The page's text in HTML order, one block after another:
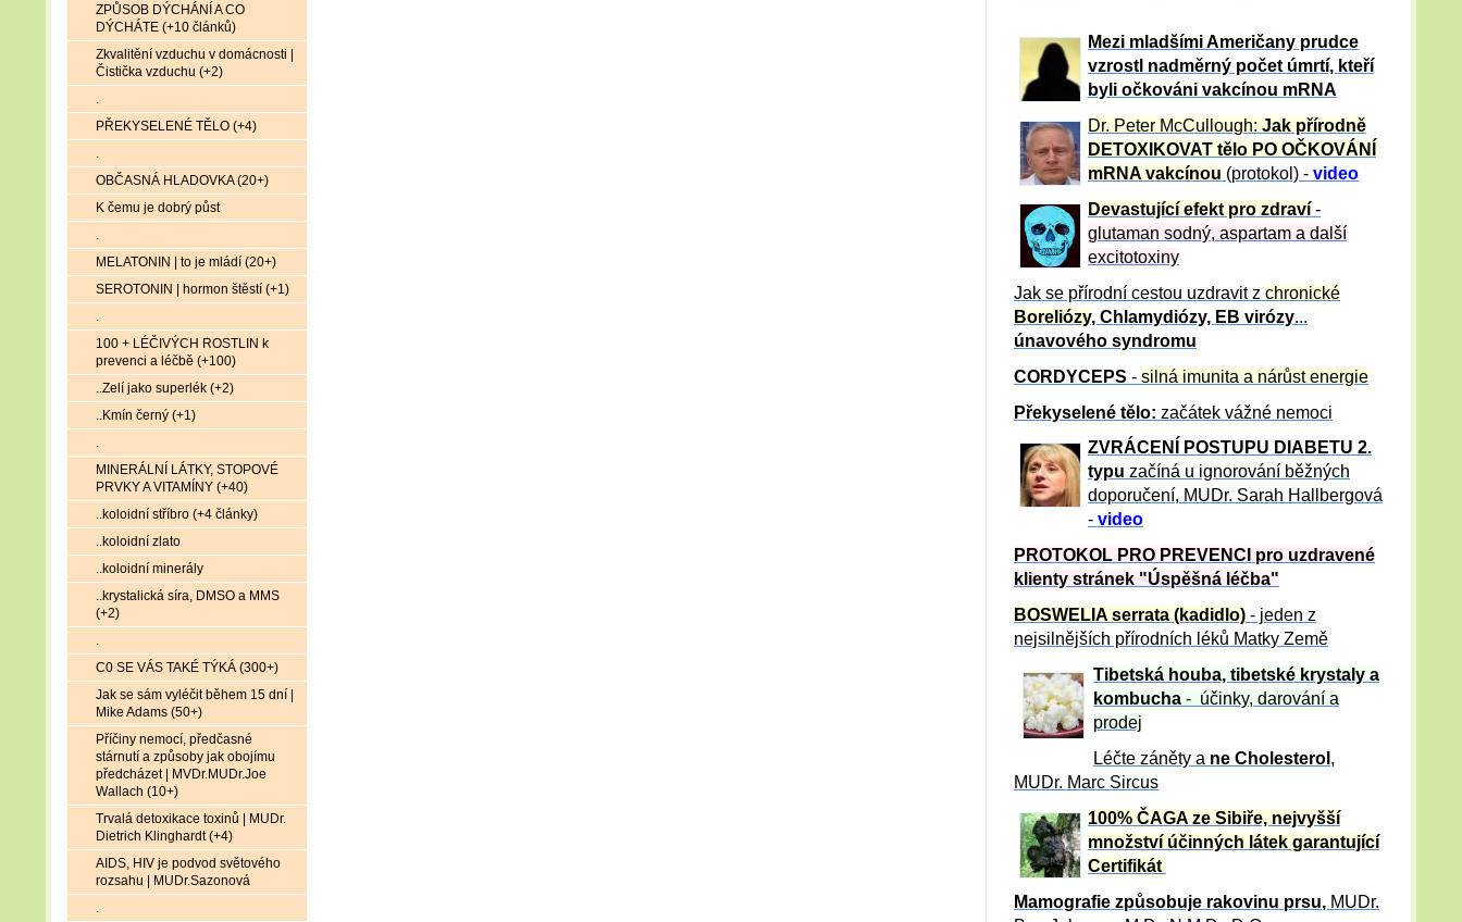
Mezi mladšími Američany prudce
vzrostl nadměrný počet úmrtí, kteří
byli očkováni vakcínou mRNA
Dr. Peter McCullough: Jak přírodně
DETOXIKOVAT tělo PO OČKOVÁNÍ
mRNA vakcínou (protokol) - video
Devastující efekt pro zdraví-
glutaman sodný, aspartam a další
excitotoxiny
Jak se přírodní cestou uzdravit z chronické
Boreliózy, Chlamydiózy, EB virózy...
únavového syndromu
CORDYCEPS - silná imunita a nárůst energie
Překyselené tělo: začátek vážné nemoci
ZVRÁCE NÍ POSTUPU DIABETU 2.
typu začíná u ignorování běžných
doporučení, MUDr. Sarah Hallbergová
- video
PROTOKOL PRO PREVENCI pro uzdravené
klienty stránek "Úspěšná léčba"
BOSWELIA serrata (kadidlo) - jeden z
nejsilnějších přírodních léků Matky Země
Tibetská houba, tibetské krystaly a
kombucha - účinky, darování a
prodej
Léčte záněty a ne Cholesterol ,
MUDr. Marc Sircus
100% ČAGA ze Sibiře, nejvyšší
množství účinných látek garantující
Certifikát
Mamografie způsobuje rakovinu prsu, MUDr.
ZPŮSOB DÝCHÁNÍ A CO
DÝCHÁTE (+10 článků)
Zkvalitění vzduchu v domácnosti |
Čistička vzduchu (+2)
.
PŘEKYSELENÉ TĚLO (+4)
.
OBČASNÁ HLADOVKA (20+)
K čemu je dobrý půst
.
MELATONIN | to je mládí (20+)
SEROTONIN | hormon štěstí (+1)
.
100 + LÉČIVÝCH ROSTLIN k
prevenci a léčbě (+100)
..Zelí jako superlék (+2)
..Kmín černý (+1)
.
MINERÁLNÍ LÁTKY, STOPOVÉ
PRVKY A VITAMÍNY (+40)
..koloidní stříbro (+4 články)
..koloidní zlato
..koloidní minerály
..krystalická síra, DMSO a MMS
(+2)
.
C0 SE VÁS TAKÉ TÝKÁ (300+)
Jak se sám vyléčit během 15 dní |
Mike Adams (50+)
Příčiny nemocí, předčasné
stárnutí a způsoby jak obojímu
předcházet | MVDr.MUDr.Joe
Wallach (10+)
Trvalá detoxikace toxinů | MUDr.
Dietrich Klinghardt (+4)
AIDS, HIV je podvod světového
rozsahu | MUDr.Sazonová
.